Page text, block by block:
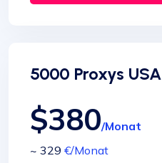
5000 Proxys USA
$380/Monat
~ 329 €/Monat